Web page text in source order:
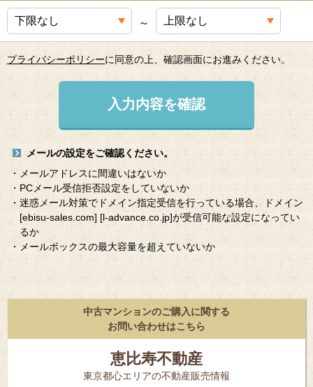
～
プライバシーポリシーに同意の上、確認画面にお進みください。
入力内容を確認
メールの設定をご確認ください。
・メールアドレスに間違いはないか
・PCメール受信拒否設定をしていないか
・迷惑メール対策でドメイン指定受信を行っている場合、ドメイン
[ebisu-sales.com] [l-advance.co.jp]が受信可能な設定になってい
るか
・メールボックスの最大容量を超えていないか
中古マンションのご購入に関する
お問い合わせはこちら
恵比寿不動産
東京都⼼エリアの不動産販売情報